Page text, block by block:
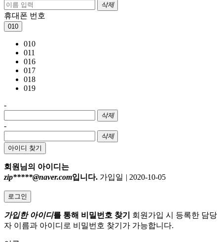
삭제
휴대폰 번호
010
010
011
016
017
018
019
-
삭제
-
삭제
아이디 찾기
회원님의 아이디는
zip*****@naver.com입니다. 가입일 | 2020-10-05
로그인
가입한 아이디를 통해 비밀번호 찾기
회원가입 시 등록한 담당
자 이름과 아이디로 비밀번호 찾기가 가능합니다.